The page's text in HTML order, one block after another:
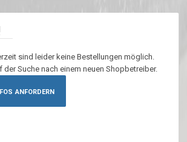
sind leider keine Bestellungen möglich.
der Suche nach einem neuen Shopbetreiber.
anfordern